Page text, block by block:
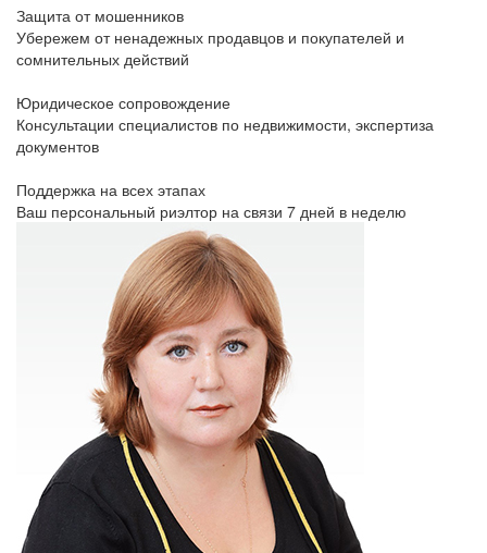
Защита от мошенников
Убережем от ненадежных продавцов и покупателей и
сомнительных действий
Юридическое сопровождение
Консультации специалистов по недвижимости, экспертиза
документов
Поддержка на всех этапах
Ваш персональный риэлтор на связи 7 дней в неделю